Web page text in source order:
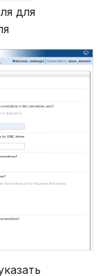
для